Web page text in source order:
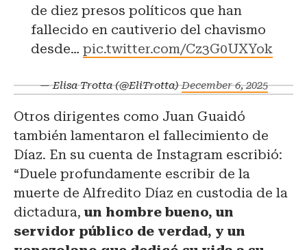
de diez presos políticos que han
fallecido en cautiverio del chavismo
desde… pic.twitter.com/Cz3G0UXYok
— Elisa Trotta (@EliTrotta)December 6, 2025
Otros dirigentes como Juan Guaidó
también lamentaron el fallecimiento de
Díaz. En su cuenta de Instagram escribió:
“Duele profundamente escribir de la
muerte de Alfredito Díaz en custodia de la
dictadura, un hombre bueno, un
servidor público de verdad, y un